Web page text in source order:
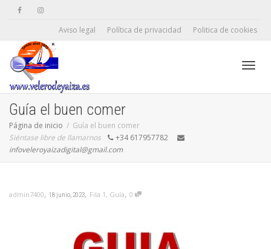
Aviso legal Política de privacidad Politica de cookies
Guía el buen comer
Página de inicio
Guía el buen comer
Siéntase libre de llamarnos
+34 617957782
infoveleroyaizadigital@gmail.com
admin7400, 18 junio, 2023, Fila 1 , Guía, 0